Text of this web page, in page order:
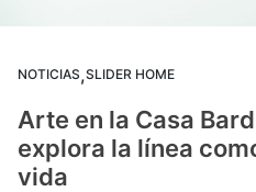
NOTICIAS,SLIDER HOME
Arte en la Casa
explora la línea
vida